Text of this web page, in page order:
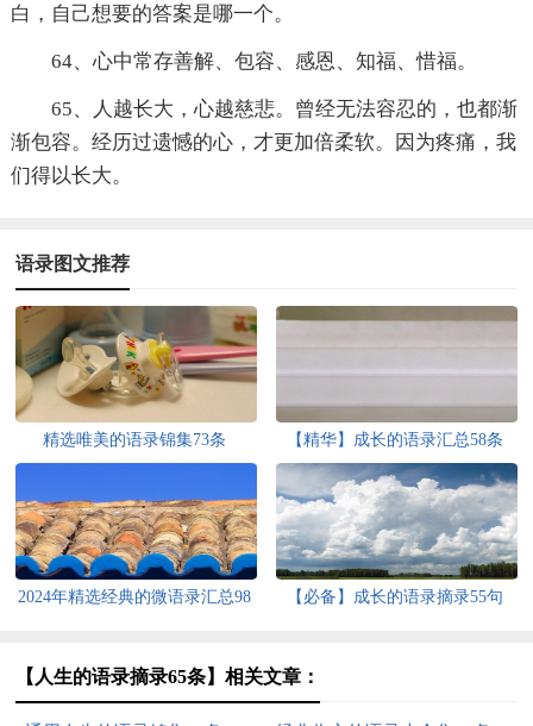
白，自己想要的答案是哪一个。
64、心中常存善解、包容、感恩、知福、惜福。
65、人越长大，心越慈悲。曾经无法容忍的，也都渐
渐包容。经历过遗憾的心，才更加倍柔软。因为疼痛，我
们得以长大。
语录图文推荐
精选唯美的语录锦集73条 【精华】成长的语录汇总58条
2024年精选经典的微语录汇总98
【必备】成长的语录摘录55句
【人生的语录摘录65条】相关文章：